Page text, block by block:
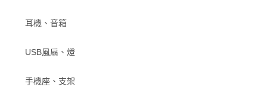
耳機、音箱
USB風扇、燈
手機座、支架